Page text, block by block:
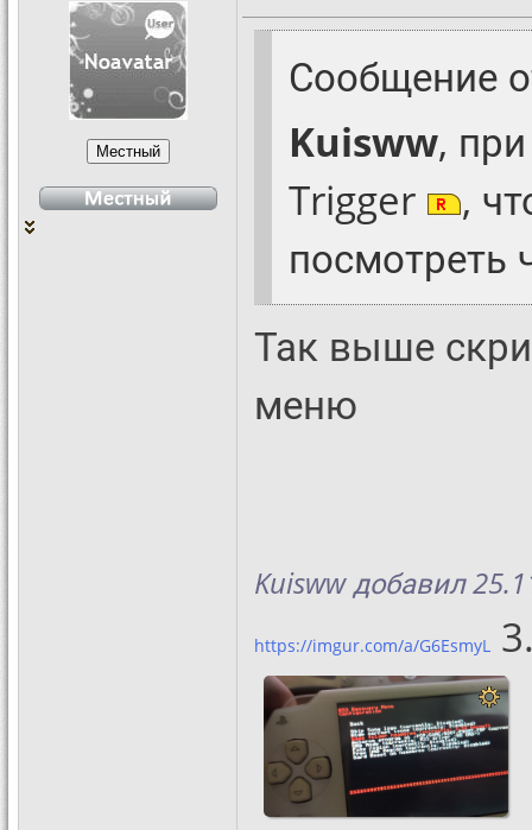
Сообщение
Kuisww,
Trigger
,
посмотреть
Так выше
меню
Kuisww добавил
https://imgur.com/a/G6EsmyL